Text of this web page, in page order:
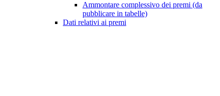
Ammontare complessivo dei premi (da
pubblicare in tabelle)
Dati relativi ai premi